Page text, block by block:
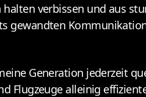
verbissen und aus
gewandten
Generation jederzeit
Flugzeuge alleinig